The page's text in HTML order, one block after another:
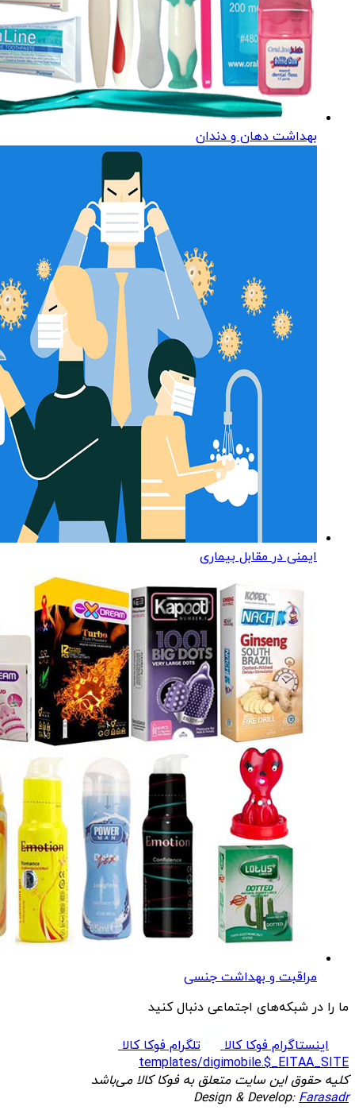
بهداشت دهان و دندان
ایمنی در مقابل بیماری
مراقبت و بهداشت جنسی
ما را در شبکه‌های اجتماعی دنبال کنید
اینستاگرام فوکا کالا
تلگرام فوکا کالا
templates/digimobile.$_EITAA_SITE
کلیه حقوق این سایت متعلق به فوکا کالا می‌باشد
Design & Develop:Farasadr